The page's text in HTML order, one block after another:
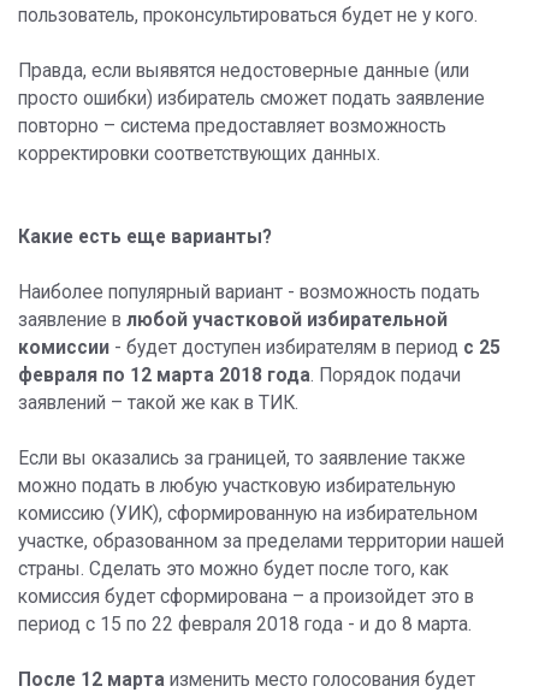
пользователь, проконсультироваться будет не у кого.
Правда, если выявятся недостоверные данные (или
просто ошибки) избиратель сможет подать заявление
повторно – система предоставляет возможность
корректировки соответствующих данных.
Какие есть еще варианты?
Наиболее популярный вариант - возможность подать
заявление в любой участковой избирательной
комиссии - будет доступен избирателям в период с 25
февраля по 12 марта 2018 года. Порядок подачи
заявлений – такой же как в ТИК.
Если вы оказались за границей, то заявление также
можно подать в любую участковую избирательную
комиссию (УИК), сформированную на избирательном
участке, образованном за пределами территории нашей
страны. Сделать это можно будет после того, как
комиссия будет сформирована – а произойдет это в
период с 15 по 22 февраля 2018 года - и до 8 марта.
После 12 марта изменить место голосования будет